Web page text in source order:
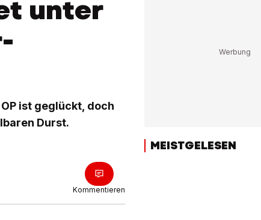
unter
ist geglückt, doch
Durst.
Kommentieren
MEISTGELESEN